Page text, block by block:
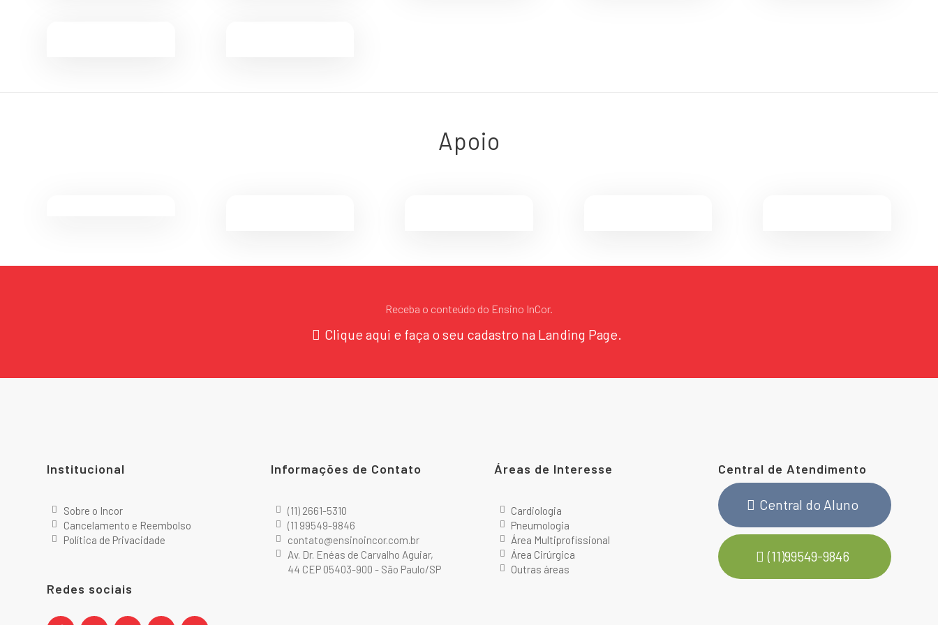
Apoio
Receba o conteúdo do Ensino InCor.
Clique aqui e faça o seu cadastro na Landing Page.
Institucional
Sobre o Incor
Cancelamento e Reembolso
Política de Privacidade
Redes sociais
Informações de Contato
(11) 2661-5310
(11 99549-9846
contato@ensinoincor.com.br
Av. Dr. Enéas de Carvalho Aguiar,
44 CEP 05403-900 - São Paulo/SP
Áreas de Interesse
Cardiologia
Pneumologia
Área Multiprofissional
Área Cirúrgica
Outras áreas
Central de Atendimento
Central do Aluno
(11)99549-9846